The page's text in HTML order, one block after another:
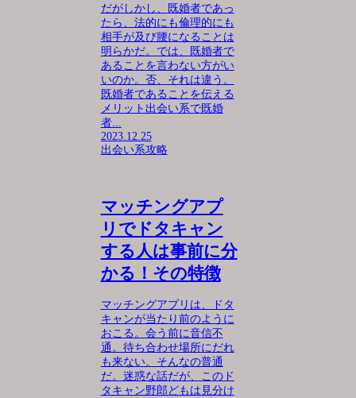
だがしかし、既婚者であっ
たら、法的にも倫理的にも
相手が及び腰になることは
明らかだ。では、既婚者で
あることを言わない方がい
いのか。否、それは違う。
既婚者であることを伝える
メリット出会い系で既婚
者...
2023.12.25
出会い系攻略
マッチングアプ
リでドタキャン
する人は事前に分
かる！その特徴
マッチングアプリは、ドタ
キャンが当たり前のように
おこる。会う前に音信不
通。待ち合わせ場所にだれ
も来ない。そんなの普通
だ。迷惑な話だが、このド
タキャン野郎どもは見分け